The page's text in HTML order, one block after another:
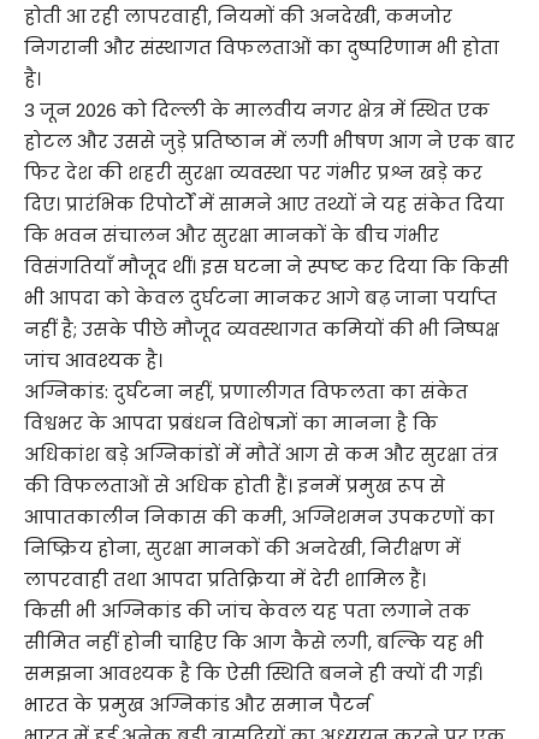
होती आ रही लापरवाही, नियमों की अनदेखी, कमजोर
निगरानी और संस्थागत विफलताओं का दुष्परिणाम भी होता
है।
3 जून 2026 को दिल्ली के मालवीय नगर क्षेत्र में स्थित एक
होटल और उससे जुड़े प्रतिष्ठान में लगी भीषण आग ने एक बार
फिर देश की शहरी सुरक्षा व्यवस्था पर गंभीर प्रश्न खड़े कर
दिए। प्रारंभिक रिपोर्टों में सामने आए तथ्यों ने यह संकेत दिया
कि भवन संचालन और सुरक्षा मानकों के बीच गंभीर
विसंगतियाँ मौजूद थीं। इस घटना ने स्पष्ट कर दिया कि किसी
भी आपदा को केवल दुर्घटना मानकर आगे बढ़ जाना पर्याप्त
नहीं है; उसके पीछे मौजूद व्यवस्थागत कमियों की भी निष्पक्ष
जांच आवश्यक है।
अग्निकांड: दुर्घटना नहीं, प्रणालीगत विफलता का संकेत
विश्वभर के आपदा प्रबंधन विशेषज्ञों का मानना है कि
अधिकांश बड़े अग्निकांडों में मौतें आग से कम और सुरक्षा तंत्र
की विफलताओं से अधिक होती हैं। इनमें प्रमुख रूप से
आपातकालीन निकास की कमी, अग्निशमन उपकरणों का
निष्क्रिय होना, सुरक्षा मानकों की अनदेखी, निरीक्षण में
लापरवाही तथा आपदा प्रतिक्रिया में देरी शामिल हैं।
किसी भी अग्निकांड की जांच केवल यह पता लगाने तक
सीमित नहीं होनी चाहिए कि आग कैसे लगी, बल्कि यह भी
समझना आवश्यक है कि ऐसी स्थिति बनने ही क्यों दी गई।
भारत के प्रमुख अग्निकांड और समान पैटर्न